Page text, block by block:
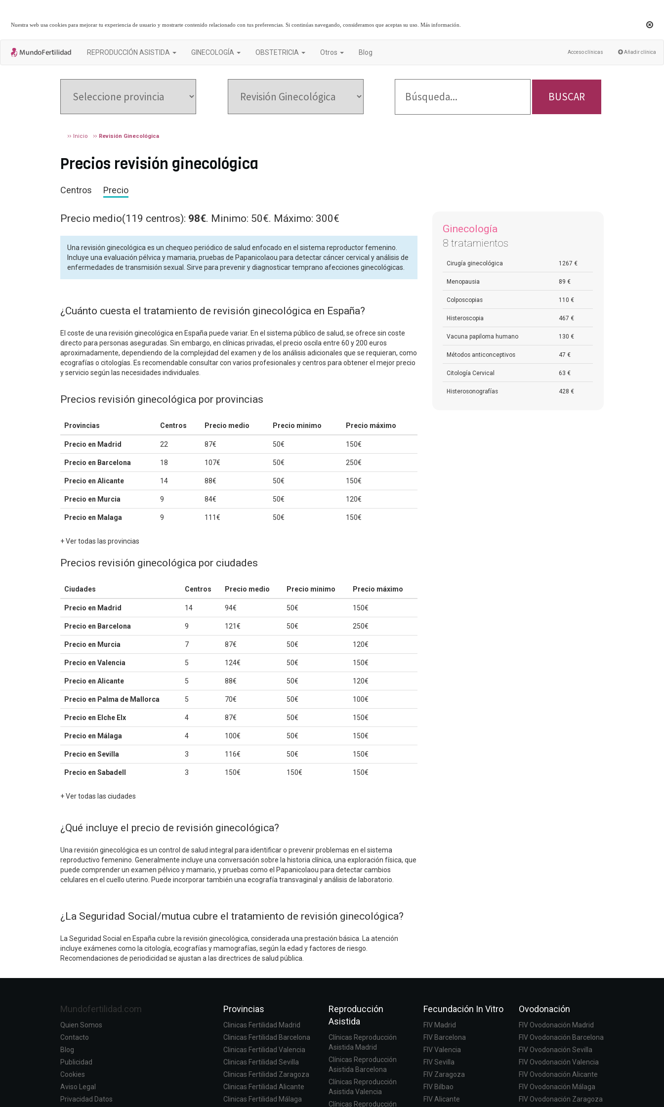
Nuestra web usa cookies para mejorar tu experiencia de usuario y mostrarte contenido relacionado con tus preferencias. Si continúas navegando, consideramos que aceptas su uso.Más información
REPRODUCCIÓN ASISTIDA GINECOLOGÍA OBSTETRICIA Otros Blog Acceso clínicas Añadir clínica
BUSCAR
Inicio Revisión Ginecológica
Precios revisión ginecológica
Centros Precio
Precio medio(119 centros): 98€. Minimo: 50€. Máximo: 300€
Una revisión ginecológica es un chequeo periódico de salud enfocado en el sistema reproductor femenino.
Incluye una evaluación pélvica y mamaria, pruebas de Papanicolaou para detectar cáncer cervical y análisis de
enfermedades de transmisión sexual. Sirve para prevenir y diagnosticar temprano afecciones ginecológicas.
¿Cuánto cuesta el tratamiento de revisión ginecológica en España?
El coste de una revisión ginecológica en España puede variar. En el sistema público de salud, se ofrece sin coste
directo para personas aseguradas. Sin embargo, en clínicas privadas, el precio oscila entre 60 y 200 euros
aproximadamente, dependiendo de la complejidad del examen y de los análisis adicionales que se requieran, como
ecografías o citologías. Es recomendable consultar con varios profesionales y centros para obtener el mejor precio
y servicio según las necesidades individuales.
Precios revisión ginecológica por provincias
Provincias Centros Precio medio Precio minimo Precio máximo
Precio en Madrid 22 87€ 50€ 150€
Precio en Barcelona 18 107€ 50€ 250€
Precio en Alicante 14 88€ 50€ 150€
Precio en Murcia 9 84€ 50€ 120€
Precio en Malaga 9 111€ 50€ 150€
+ Ver todas las provincias
Precios revisión ginecológica por ciudades
Ciudades Centros Precio medio Precio minimo Precio máximo
Precio en Madrid 14 94€ 50€ 150€
Precio en Barcelona 9 121€ 50€ 250€
Precio en Murcia 7 87€ 50€ 120€
Precio en Valencia 5 124€ 50€ 150€
Precio en Alicante 5 88€ 50€ 120€
Precio en Palma de Mallorca 5 70€ 50€ 100€
Precio en Elche Elx 4 87€ 50€ 150€
Precio en Málaga 4 100€ 50€ 150€
Precio en Sevilla 3 116€ 50€ 150€
Precio en Sabadell 3 150€ 150€ 150€
+ Ver todas las ciudades
¿Qué incluye el precio de revisión ginecológica?
Una revisión ginecológica es un control de salud integral para identificar o prevenir problemas en el sistema
reproductivo femenino. Generalmente incluye una conversación sobre la historia clínica, una exploración física, que
puede comprender un examen pélvico y mamario, y pruebas como el Papanicolaou para detectar cambios
celulares en el cuello uterino. Puede incorporar también una ecografía transvaginal y análisis de laboratorio.
¿La Seguridad Social/mutua cubre el tratamiento de revisión ginecológica?
La Seguridad Social en España cubre la revisión ginecológica, considerada una prestación básica. La atención
incluye exámenes como la citología, ecografías y mamografías, según la edad y factores de riesgo.
Recomendaciones de periodicidad se ajustan a las directrices de salud pública.
Ginecología
8 tratamientos
Cirugía ginecológica 1267 €
Menopausia 89 €
Colposcopias 110 €
Histeroscopia 467 €
Vacuna papiloma humano 130 €
Métodos anticonceptivos 47 €
Citología Cervical 63 €
Histerosonografías 428 €
Mundofertilidad.com
Quien Somos
Contacto
Blog
Publicidad
Cookies
Aviso Legal
Privacidad Datos
Provincias
Clinicas Fertilidad Madrid
Clinicas Fertilidad Barcelona
Clinicas Fertilidad Valencia
Clinicas Fertilidad Sevilla
Clinicas Fertilidad Zaragoza
Clinicas Fertilidad Alicante
Clinicas Fertilidad Málaga
Reproducción
Asistida
Clínicas Reproducción
Asistida Madrid
Clínicas Reproducción
Asistida Barcelona
Clínicas Reproducción
Asistida Valencia
Clínicas Reproducción
Fecundación In Vitro
FIV Madrid
FIV Barcelona
FIV Valencia
FIV Sevilla
FIV Zaragoza
FIV Bilbao
FIV Alicante
Ovodonación
FIV Ovodonación Madrid
FIV Ovodonación Barcelona
FIV Ovodonación Sevilla
FIV Ovodonación Valencia
FIV Ovodonación Alicante
FIV Ovodonación Málaga
FIV Ovodonación Zaragoza